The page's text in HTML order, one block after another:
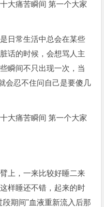
日常生活中总会在某些
话的时候，会想骂人主
瞬间不只出现一次，当
会忍不住问自己是要傻几
上，一来比较好睡二来
样睡还不错，起来的时
期间"血液重新流入后那